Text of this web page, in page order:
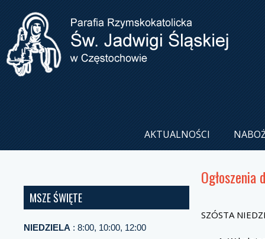
AKTUALNOŚCI
MSZE ŚWIĘTE
NIEDZIELA : 8:00, 10:00, 12:00
SZÓSTA